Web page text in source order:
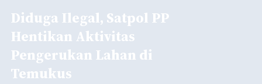
Diduga Ilegal, Satpol PP
Hentikan Aktivitas
Pengerukan Lahan di
Temukus